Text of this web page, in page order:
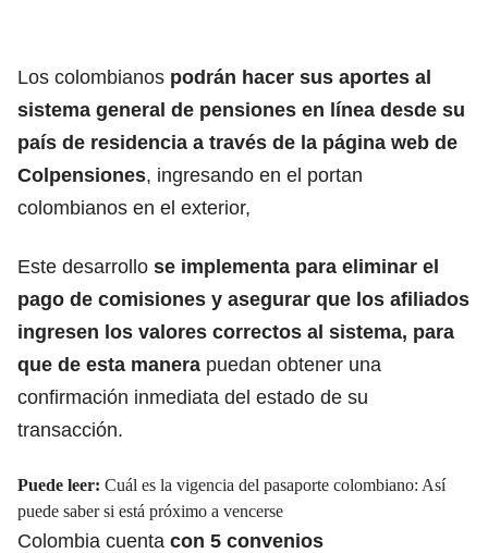
Los colombianos podrán hacer sus aportes al
sistema general de pensiones en línea desde su
país de residencia a través de la página web de
Colpensiones, ingresando en el portan
colombianos en el exterior,
Este desarrollo se implementa para eliminar el
pago de comisiones y asegurar que los afiliados
ingresen los valores correctos al sistema, para
que de esta manera puedan obtener una
confirmación inmediata del estado de su
transacción.
Puede leer: Cuál es la vigencia del pasaporte colombiano: Así
puede saber si está próximo a vencerse
Colombia cuenta con 5 convenios